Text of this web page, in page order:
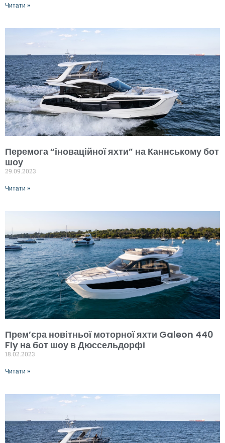
Читати »
Перемога “іноваційної яхти” на Каннському бот
шоу
29.09.2023
Читати »
Прем’єра новітньої моторної яхти Galeon 440
Fly на бот шоу в Дюссельдорфі
18.02.2023
Читати »